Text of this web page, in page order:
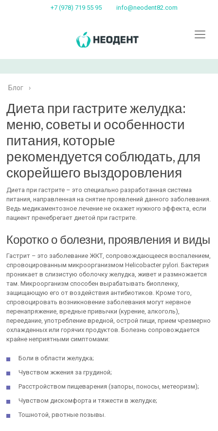
+7 (978) 719 55 95 info@neodent82.com
Блог ›
Диета при гастрите желудка:
меню, советы и особенности
питания, которые
рекомендуется соблюдать, для
скорейшего выздоровления
Диета при гастрите – это специально разработанная система
питания, направленная на снятие проявлений данного заболевания.
Ведь медикаментозное лечение не окажет нужного эффекта, если
пациент пренебрегает диетой при гастрите.
Коротко о болезни, проявления и виды
Гастрит – это заболевание ЖКТ, сопровождающееся воспалением,
спровоцированным микроорганизмом Helicobacter pylori. Бактерия
проникает в слизистую оболочку желудка, живет и размножается
там. Микроорганизм способен вырабатывать биопленку,
защищающую его от воздействия антибиотиков. Кроме того,
спровоцировать возникновение заболевания могут нервное
перенапряжение, вредные привычки (курение, алкоголь),
переедание, употребление вредной, острой пищи, прием чрезмерно
охлажденных или горячих продуктов. Болезнь сопровождается
крайне неприятными симптомами:
Боли в области желудка;
Чувством жжения за грудиной;
Расстройством пищеварения (запоры, поносы, метеоризм);
Чувством дискомфорта и тяжести в желудке;
Тошнотой, рвотные позывы.